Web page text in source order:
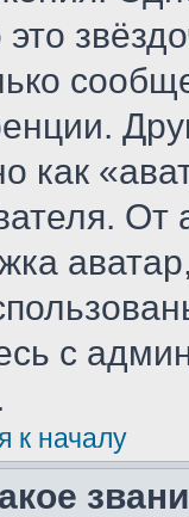
как
От
с
к началу